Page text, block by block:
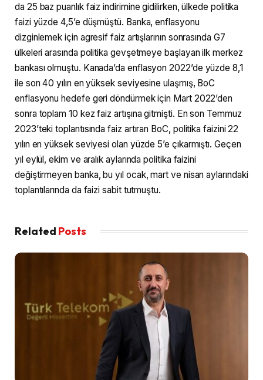
da 25 baz puanlık faiz indirimine gidilirken, ülkede politika
faizi yüzde 4,5’e düşmüştü. Banka, enflasyonu
dizginlemek için agresif faiz artışlarının sonrasında G7
ülkeleri arasında politika gevşetmeye başlayan ilk merkez
bankası olmuştu. Kanada’da enflasyon 2022’de yüzde 8,1
ile son 40 yılın en yüksek seviyesine ulaşmış, BoC
enflasyonu hedefe geri döndürmek için Mart 2022’den
sonra toplam 10 kez faiz artışına gitmişti. En son Temmuz
2023’teki toplantısında faiz artıran BoC, politika faizini 22
yılın en yüksek seviyesi olan yüzde 5’e çıkarmıştı. Geçen
yıl eylül, ekim ve aralık aylarında politika faizini
değiştirmeyen banka, bu yıl ocak, mart ve nisan aylarındaki
toplantılarında da faizi sabit tutmuştu.
Related Posts